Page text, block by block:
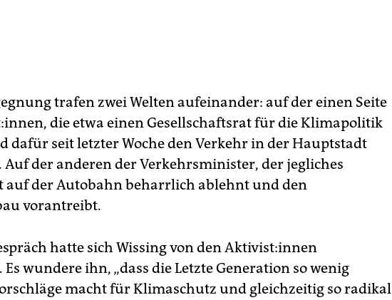
trafen zwei Welten aufeinander: auf der einen Seite
die etwa einen Gesellschaftsrat für die Klimapolitik
dafür seit letzter Woche den Verkehr in der Hauptstadt
der anderen der Verkehrsminister, der jegliches
auf der Autobahn beharrlich ablehnt und den
vorantreibt.
hatte sich Wissing von den Ak­ti­vis­t:in­nen
. Es wundere ihn, „dass die Letzte Generation so wenig
macht für Klimaschutz und gleichzeitig so radikal